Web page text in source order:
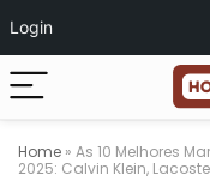
Login
Home » As 10 Melhores
2025: Calvin Klein,